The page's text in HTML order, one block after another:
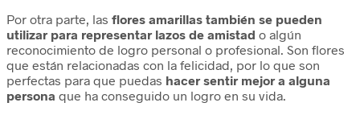
Por otra parte, las flores amarillas también se pueden
utilizar para representar lazos de amistad o algún
reconocimiento de logro personal o profesional. Son flores
que están relacionadas con la felicidad, por lo que son
perfectas para que puedas hacer sentir mejor a alguna
persona que ha conseguido un logro en su vida.